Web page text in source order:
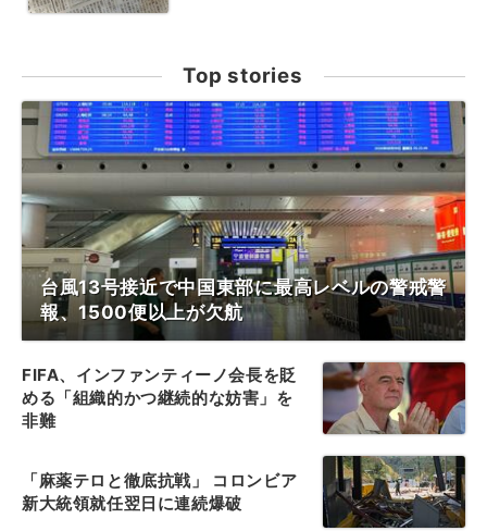
Top stories
台風13号接近で中国東部に最高レベルの警戒警
報、1500便以上が欠航
FIFA、インファンティーノ会長を貶
める「組織的かつ継続的な妨害」を
非難
「麻薬テロと徹底抗戦」 コロンビア
新大統領就任翌日に連続爆破